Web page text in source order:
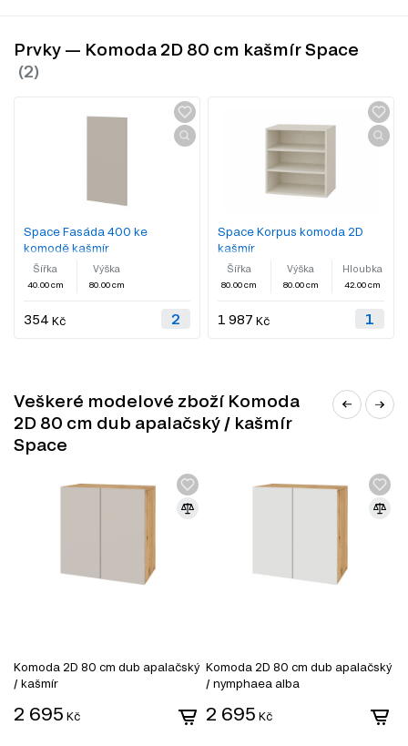
Prvky — Komoda 2D 80 cm kašmír Space
Space Fasáda 400 ke
komodě kašmír
Šířka
40.00 cm
Výška
80.00 cm
354 Kč
Space Korpus komoda 2D
kašmír
Šířka
80.00 cm
Výška
80.00 cm
Hloubka
42.00 cm
1 987 Kč
Veškeré modelové zboží Komoda
2D 80 cm dub apalačský / kašmír
Space
Komoda 2D 80 cm dub apalačský
/ kašmír
2 695 Kč
Komoda 2D 80 cm dub apalačský
/ nymphaea alba
2 695 Kč